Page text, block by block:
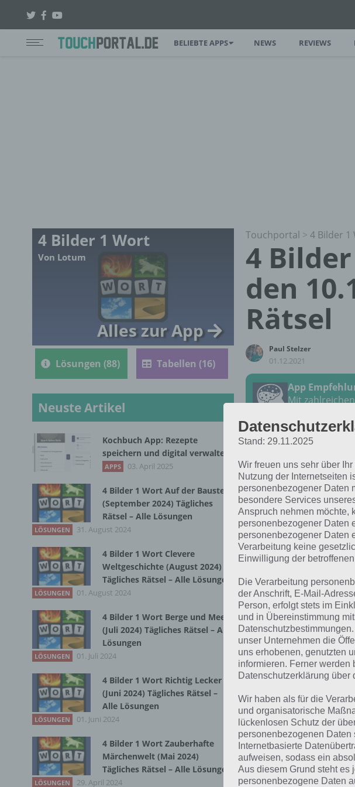
BELIEBTE APPS NEWS REVIEWS
Touchportal > 4 Bilder 1
4
den
Rätsel
Paul Stelzer
01.12.2021
App
Mit
Die Lösung für das
Dezember 2021 in 4
für dich:
NÜSSE
Du suchst eine andere
Tägliches BONUS
Rätsel aus dem Jahr
Lösung gesucht war
Zur Übersicht :4
4 Bilder 1 Wort
Von Lotum
Alles zur App
Lösungen (88) Tabellen (16)
Neuste Artikel
Kochbuch App: Rezepte
speichern und digital verwalten
APPS 03. April 2025
4 Bilder 1 Wort Auf der Baustelle
(September 2024) Tägliches
Rätsel – Alle Lösungen
LÖSUNGEN 31. August 2024
4 Bilder 1 Wort Clevere
Weltgeschichte (August 2024)
Tägliches Rätsel – Alle Lösungen
LÖSUNGEN 01. August 2024
4 Bilder 1 Wort Berge und Meer
(Juli 2024) Tägliches Rätsel – Alle
Lösungen
LÖSUNGEN 01. Juli 2024
4 Bilder 1 Wort Richtig Lecker
(Juni 2024) Tägliches Rätsel –
Alle Lösungen
LÖSUNGEN 01. Juni 2024
4 Bilder 1 Wort Zauberhafte
Märchenwelt (Mai 2024)
Tägliches Rätsel – Alle Lösungen
LÖSUNGEN 29. April 2024
Stand: 29.11.2025
Wir freuen uns sehr über
Nutzung der Internetseiten
personenbezogener Daten
besondere Services
Anspruch nehmen möchte,
personenbezogener Daten
personenbezogener Daten
Verarbeitung keine
Einwilligung der
Die Verarbeitung
der Anschrift, E-Mail-
Person, erfolgt stets im
und in Übereinstimmung
unser Unternehmen die
uns erhobenen, genutzten
informieren. Ferner werden
Datenschutzerklärung
Wir haben als für die
und organisatorische
lückenlosen Schutz der
personenbezogenen
Internetbasierte
aufweisen, sodass ein
Aus diesem Grund steht es
personenbezogene Daten